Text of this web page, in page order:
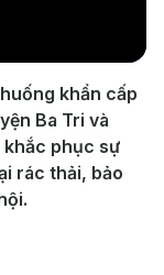
khẩn cấp
Ba Tri và
khắc phục sự
rác thải, bảo